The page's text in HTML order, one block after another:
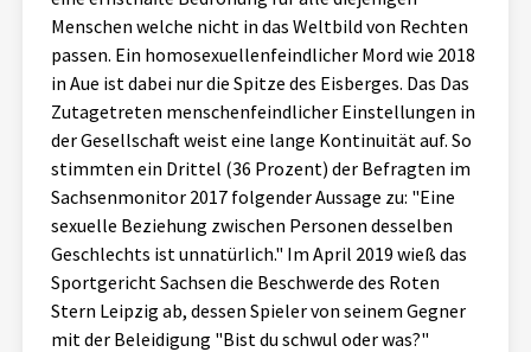
Alle Beiträge
Veranstaltungen
Pressemitteilungen
Podcasts
Über uns
Projektbeschreibung
Kontakt
Unterstützer_innen
Spenden
chronik.LE in der Presse
Menschen welche nicht in das Weltbild von Rechten
passen. Ein homosexuellenfeindlicher Mord wie 2018
in Aue ist dabei nur die Spitze des Eisberges. Das Das
Zutagetreten menschenfeindlicher Einstellungen in
der Gesellschaft weist eine lange Kontinuität auf. So
stimmten ein Drittel (36 Prozent) der Befragten im
Sachsenmonitor 2017 folgender Aussage zu: "Eine
sexuelle Beziehung zwischen Personen desselben
Geschlechts ist unnatürlich." Im April 2019 wieß das
Sportgericht Sachsen die Beschwerde des Roten
Stern Leipzig ab, dessen Spieler von seinem Gegner
mit der Beleidigung "Bist du schwul oder was?"